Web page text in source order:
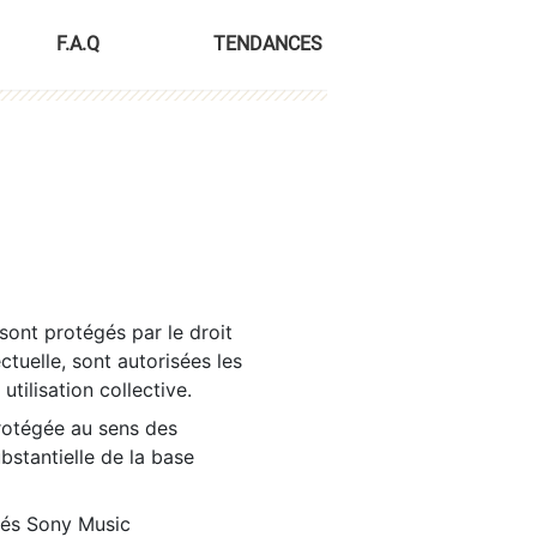
F.A.Q TENDANCES
protégés par le droit
sont autorisées les
collective.
au sens des
de la base
Sony Music